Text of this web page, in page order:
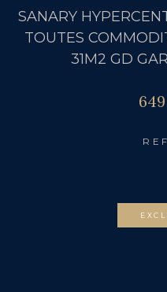
SANARY
TOUTES
31M2 GD